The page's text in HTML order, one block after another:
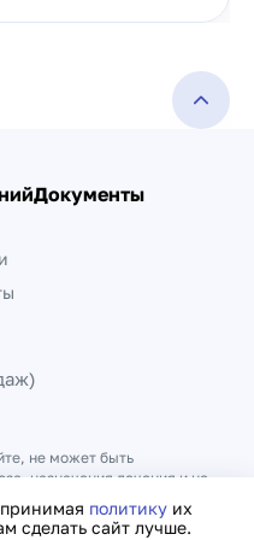
политику их
сделать сайт лучше.
Документы
не может быть
назначения лечения и не